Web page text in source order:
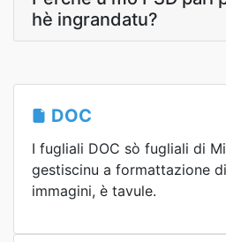
hè ingrandatu?
DOC
I fugliali DOC sò fugliali di
gestiscinu a formattazione
immagini, è tavule.